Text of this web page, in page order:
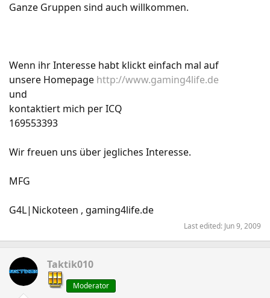
Ganze Gruppen sind auch willkommen.
Wenn ihr Interesse habt klickt einfach mal auf
unsere Homepage http://www.gaming4life.de
und
kontaktiert mich per ICQ
169553393
Wir freuen uns über jegliches Interesse.
MFG
G4L|Nickoteen , gaming4life.de
Last edited: Jun 9, 2009
Taktik010
Moderator